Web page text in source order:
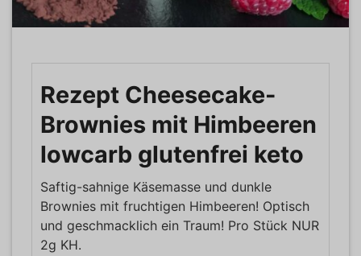
Rezept Cheesecake-
Brownies mit Himbeeren
lowcarb glutenfrei keto
Saftig-sahnige Käsemasse und dunkle
Brownies mit fruchtigen Himbeeren! Optisch
und geschmacklich ein Traum! Pro Stück NUR
2g KH.